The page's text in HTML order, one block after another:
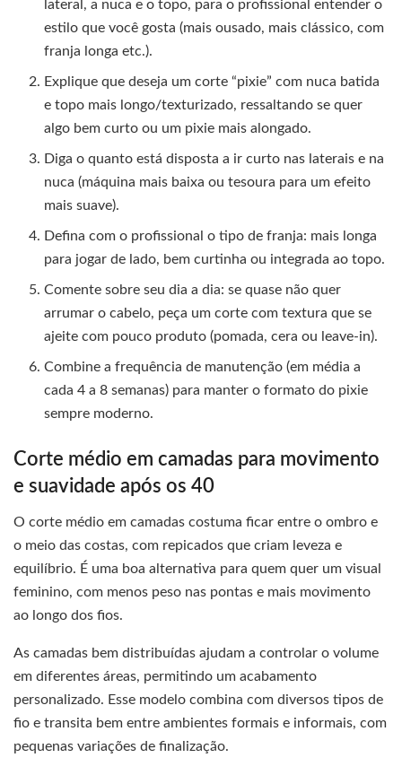
lateral, a nuca e o topo, para o profissional entender o
estilo que você gosta (mais ousado, mais clássico, com
franja longa etc.).
Explique que deseja um corte “pixie” com nuca batida
e topo mais longo/texturizado, ressaltando se quer
algo bem curto ou um pixie mais alongado.
Diga o quanto está disposta a ir curto nas laterais e na
nuca (máquina mais baixa ou tesoura para um efeito
mais suave).
Defina com o profissional o tipo de franja: mais longa
para jogar de lado, bem curtinha ou integrada ao topo.
Comente sobre seu dia a dia: se quase não quer
arrumar o cabelo, peça um corte com textura que se
ajeite com pouco produto (pomada, cera ou leave-in).
Combine a frequência de manutenção (em média a
cada 4 a 8 semanas) para manter o formato do pixie
sempre moderno.
Corte médio em camadas para movimento
e suavidade após os 40
O corte médio em camadas costuma ficar entre o ombro e
o meio das costas, com repicados que criam leveza e
equilíbrio. É uma boa alternativa para quem quer um visual
feminino, com menos peso nas pontas e mais movimento
ao longo dos fios.
As camadas bem distribuídas ajudam a controlar o volume
em diferentes áreas, permitindo um acabamento
personalizado. Esse modelo combina com diversos tipos de
fio e transita bem entre ambientes formais e informais, com
pequenas variações de finalização.